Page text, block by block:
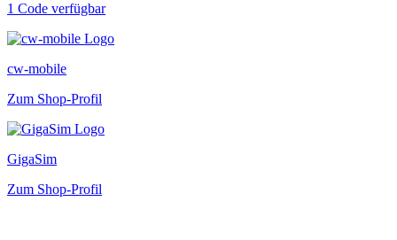
1 Code verfügbar
cw-mobile
Zum Shop-Profil
GigaSim
Zum Shop-Profil